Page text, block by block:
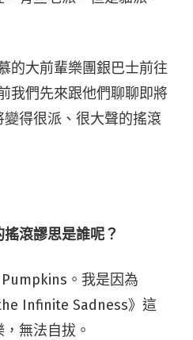
的大前輩樂團銀巴士前往
我們先來跟他們聊聊即將
得很派、很大聲的搖滾
滾謬思是誰呢？
。我是因為
Infinite Sadness》這
無法自拔。